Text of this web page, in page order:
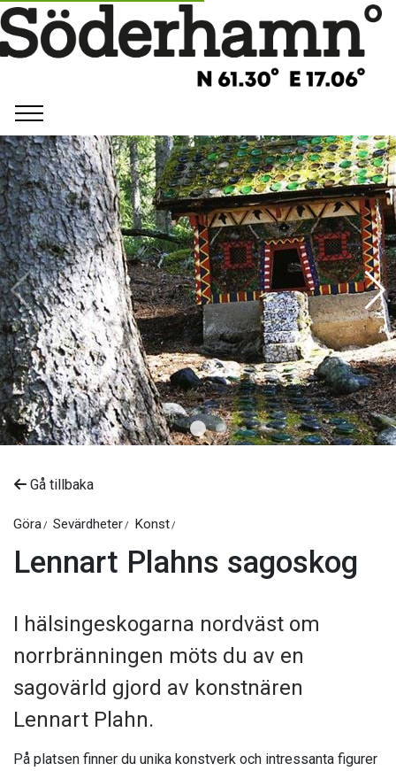
Konstkraft Ljusne
Gå tillbaka
Göra Sevärdheter Konst
Lennart Plahns sagoskog
I hälsingeskogarna nordväst om
norrbränningen möts du av en
sagovärld gjord av konstnären
Lennart Plahn.
På platsen finner du unika konstverk och intressanta figurer